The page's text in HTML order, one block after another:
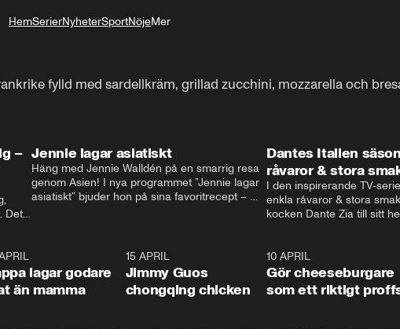
HemSerierNyheterSportNöjeMer
fylld med sardellkräm, grillad zucchini, mozzarella och
–
Det
Jennie lagar asiatiskt
Häng med Jennie Walldén på en smarrig resa
genom Asien! I nya programmet ”Jennie lagar
asiatiskt” bjuder hon på sina favoritrecept –
Dantes Italien
råvaror & stora
I den inspirerande TV-
enkla råvaror & stora
kocken Dante Zia till sitt
Dante regionen Emilia-
Parma, där han
matfilosofin Cucina
lagar godare
än mamma
15 APRIL
Jimmy Guos
chongqing chicken
10 APRIL
Gör cheeseburgare
som ett riktigt